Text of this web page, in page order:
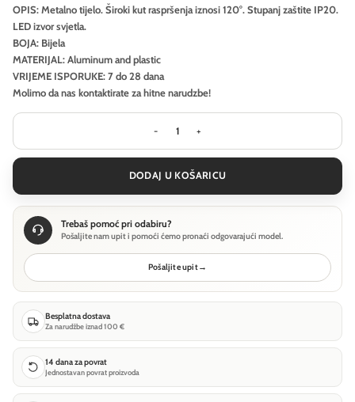
OPIS: Metalno tijelo. Široki kut raspršenja iznosi 120°. Stupanj zaštite IP20.
LED izvor svjetla.
BOJA: Bijela
MATERIJAL: Aluminum and plastic
VRIJEME ISPORUKE: 7 do 28 dana
Molimo da nas kontaktirate za hitne narudzbe!
Ugradbena svjetiljka Technical
DODAJ U KOŠARICU
Trebaš pomoć pri odabiru?
Pošaljite nam upit i pomoći ćemo pronaći odgovarajući model.
Pošaljite upit→
Besplatna dostava
Za narudžbe iznad 100 €
14 dana za povrat
Jednostavan povrat proizvoda